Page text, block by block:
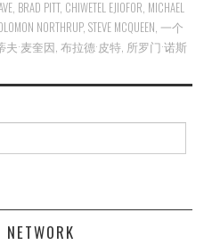
, BRAD PITT, CHIWETEL EJIOFOR, MICHAEL
NORTHRUP,STEVE MCQUEEN, 一个
夫·麦奎因,布拉德·皮特, 所罗门·诺斯